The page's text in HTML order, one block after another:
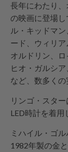
長年にわたり
の映画に登場
ル・キッドマ
ード、ウィリ
オルドリン、
ヒオ・ガルシ
など、数多くの
リンゴ・スタ
LED時計を着用
ミハイル・ゴ
1982年製の金